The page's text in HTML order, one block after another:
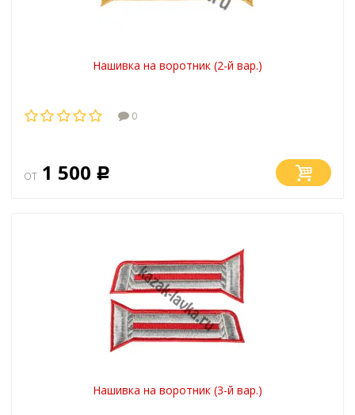
Нашивка на воротник (2-й вар.)
0
от 1 500 Р
Нашивка на воротник (3-й вар.)